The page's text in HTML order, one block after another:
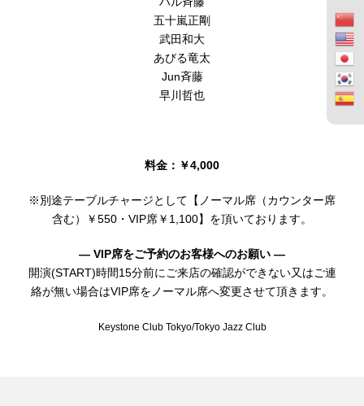
五十嵐正剛
武田和大
あびる竜太
Jun斉藤
早川哲也
料金：￥4,000
※別途テーブルチャージとして【ノーマル席（カウンター席
含む）￥550・VIP席￥1,100】を頂いております。
— VIP席をご予約のお客様へのお願い —
開演(START)時間15分前にご来店の確認ができない又はご連
絡が無い場合はVIP席をノーマル席へ変更させて頂きます。
Keystone Club Tokyo/Tokyo Jazz Club